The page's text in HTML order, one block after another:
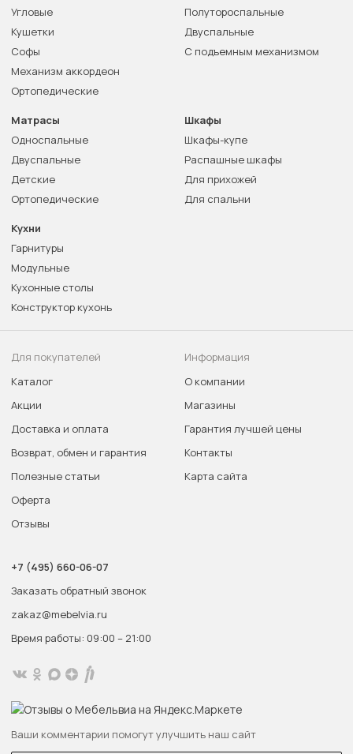
Угловые
Кушетки
Софы
Механизм аккордеон
Ортопедические
Полутороспальные
Двуспальные
С подъемным механизмом
Матрасы
Односпальные
Двуспальные
Детские
Ортопедические
Шкафы
Шкафы-купе
Распашные шкафы
Для прихожей
Для спальни
Кухни
Гарнитуры
Модульные
Кухонные столы
Конструктор кухонь
Для покупателей
Каталог
Акции
Доставка и оплата
Возврат, обмен и гарантия
Полезные статьи
Оферта
Отзывы
Информация
О компании
Магазины
Гарантия лучшей цены
Контакты
Карта сайта
+7 (495) 660-06-07
Заказать обратный звонок
zakaz@mebelvia.ru
Время работы: 09:00 – 21:00
Ваши комментарии помогут улучшить наш сайт